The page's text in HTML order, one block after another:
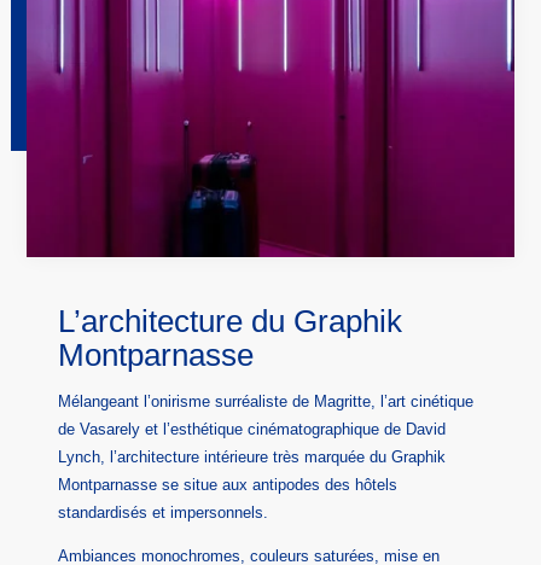
L’architecture du Graphik
Montparnasse
Mélangeant l’onirisme surréaliste de Magritte, l’art cinétique
de Vasarely et l’esthétique cinématographique de David
Lynch, l’architecture intérieure très marquée du Graphik
Montparnasse se situe aux antipodes des hôtels
standardisés et impersonnels.
Ambiances monochromes, couleurs saturées, mise en